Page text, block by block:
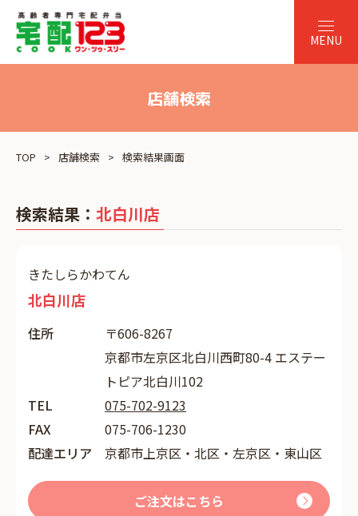
店舗検索
TOP 店舗検索 検索結果画面
検索結果： 北白川店
きたしらかわてん
北白川店
住所
〒606-8267
京都市左京区北白川西町80-4 エステー
トピア北白川102
TEL
075-702-9123
FAX
075-706-1230
配達エリア
京都市上京区・北区・左京区・東山区
ご注文はこちら